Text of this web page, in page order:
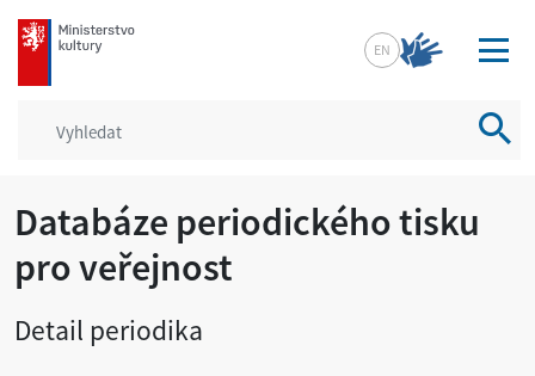
mkcr.cz
EN
Databáze periodického tisku
pro veřejnost
Detail periodika